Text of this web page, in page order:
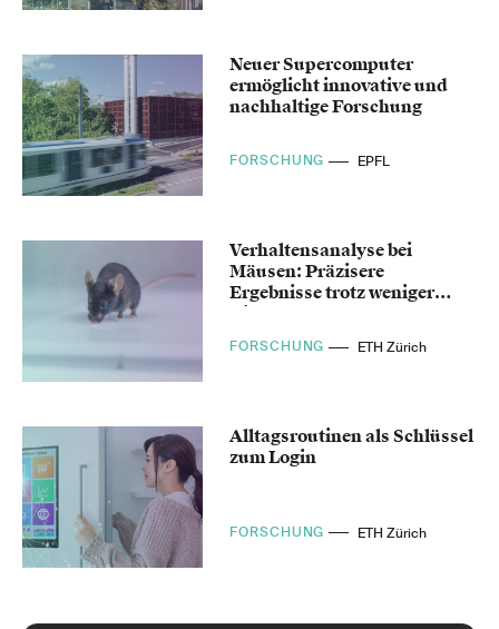
Neuer Supercomputer
ermöglicht innovative und
nachhaltige Forschung
FORSCHUNG EPFL
Verhaltensanalyse bei
Mäusen: Präzisere
Ergebnisse trotz weniger
FORSCHUNG ETH Zürich
Alltagsroutinen als Schlüssel
zum Login
FORSCHUNG ETH Zürich